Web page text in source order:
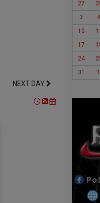
NEXT DAY
27
3
4
10
11
17
24
31
1